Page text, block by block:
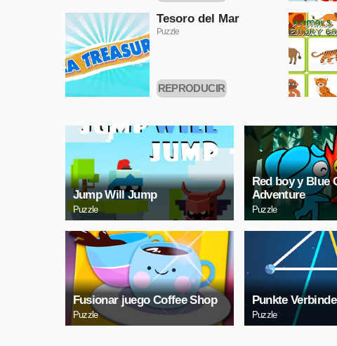
Tesoro del Mar
Puzzle
REPRODUCIR
Jump Will Jump
Puzzle
Red boy y Blue
Adventure
Puzzle
Fusionar juego Coffee Shop
Puzzle
Punkte
Puzzle